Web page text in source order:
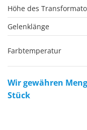
Höhe des
Gelenklänge
Farbtemperatur
Wir gewähren
Stück